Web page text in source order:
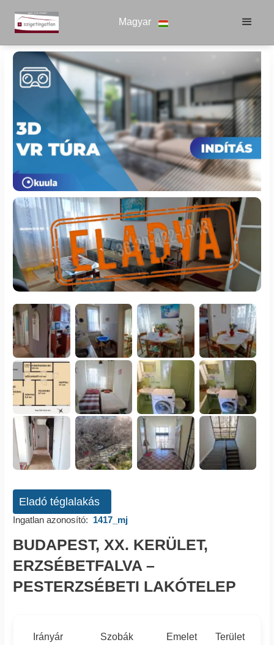
Magyar
Eladó téglalakás
Ingatlan azonosító: 1417_mj
BUDAPEST, XX. KERÜLET,
ERZSÉBETFALVA –
PESTERZSÉBETI LAKÓTELEP
Irányár Szobák Emelet Terület